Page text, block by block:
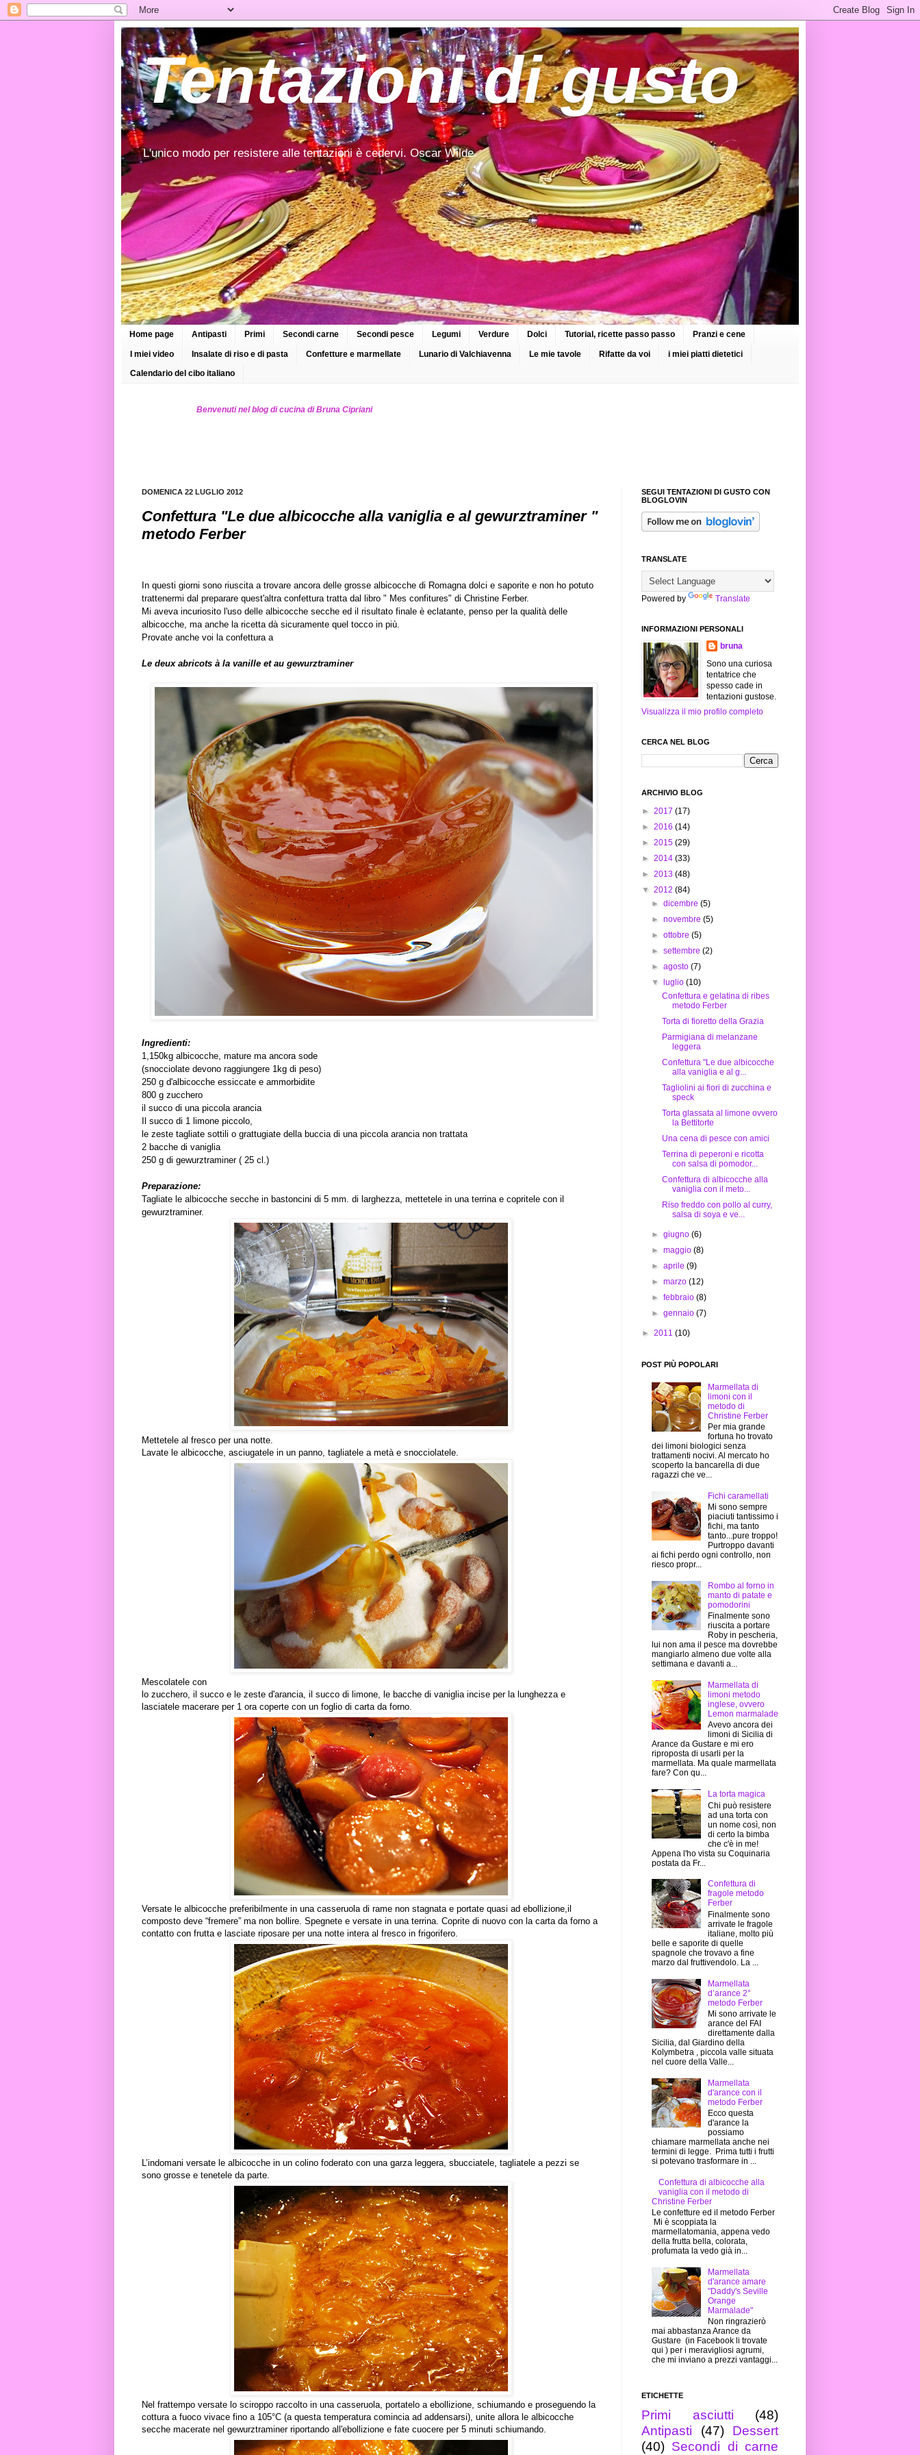
Tentazioni di gusto
L'unico modo per resistere alle tentazioni è cedervi. Oscar Wilde
Home page Antipasti Primi Secondi carne Secondi pesce Legumi Verdure Dolci Tutorial, ricette passo passo Pranzi e cene
I miei video Insalate di riso e di pasta Confetture e marmellate Lunario di Valchiavenna Le mie tavole Rifatte da voi i miei piatti dietetici
Calendario del cibo italiano
Benvenuti nel blog di cucina di Bruna Cipriani
DOMENICA 22 LUGLIO 2012
Confettura "Le due albicocche alla vaniglia e al gewurztraminer "
metodo Ferber
In questi giorni sono riuscita a trovare ancora delle grosse albicocche di Romagna dolci e saporite e non ho potuto
trattenermi dal preparare quest'altra confettura tratta dal libro " Mes confitures" di Christine Ferber.
Mi aveva incuriosito l'uso delle albicocche secche ed il risultato finale è eclatante, penso per la qualità delle
albicocche, ma anche la ricetta dà sicuramente quel tocco in più.
Provate anche voi la confettura a
Le deux abricots à la vanille et au gewurztraminer
Ingredienti:
1,150kg albicocche, mature ma ancora sode
(snocciolate devono raggiungere 1kg di peso)
250 g d'albicocche essiccate e ammorbidite
800 g zucchero
il succo di una piccola arancia
Il succo di 1 limone piccolo,
le zeste tagliate sottili o grattugiate della buccia di una piccola arancia non trattata
2 bacche di vaniglia
250 g di gewurztraminer ( 25 cl.)
Preparazione:
Tagliate le albicocche secche in bastoncini di 5 mm. di larghezza, mettetele in una terrina e copritele con il
gewurztraminer.
Mettetele al fresco per una notte.
Lavate le albicocche, asciugatele in un panno, tagliatele a metà e snocciolatele.
Mescolatele con
lo zucchero, il succo e le zeste d'arancia, il succo di limone, le bacche di vaniglia incise per la lunghezza e
lasciatele macerare per 1 ora coperte con un foglio di carta da forno.
Versate le albicocche preferibilmente in una casseruola di rame non stagnata e portate quasi ad ebollizione,il
composto deve “fremere” ma non bollire. Spegnete e versate in una terrina. Coprite di nuovo con la carta da forno a
contatto con frutta e lasciate riposare per una notte intera al fresco in frigorifero.
L’indomani versate le albicocche in un colino foderato con una garza leggera, sbucciatele, tagliatele a pezzi se
sono grosse e tenetele da parte.
Nel frattempo versate lo sciroppo raccolto in una casseruola, portatelo a ebollizione, schiumando e proseguendo la
cottura a fuoco vivace fino a 105°C (a questa temperatura comincia ad addensarsi), unite allora le albicocche
secche macerate nel gewurztraminer riportando all'ebollizione e fate cuocere per 5 minuti schiumando.
SEGUI TENTAZIONI DI GUSTO CON
BLOGLOVIN
TRANSLATE
Powered by Translate
INFORMAZIONI PERSONALI
bruna
Sono una curiosa
tentatrice che
spesso cade in
tentazioni gustose.
Visualizza il mio profilo completo
CERCA NEL BLOG
ARCHIVIO BLOG
► 2017 (17)
► 2016 (14)
► 2015 (29)
► 2014 (33)
► 2013 (48)
▼ 2012 (84)
►dicembre(5)
►novembre(5)
►ottobre(5)
►settembre(2)
►agosto(7)
▼
luglio(10)
Confettura e gelatina di ribes
metodo Ferber
Torta di fioretto della Grazia
Parmigiana di melanzane
leggera
Confettura "Le due albicocche
alla vaniglia e al g...
Tagliolini ai fiori di zucchina e
speck
Torta glassata al limone ovvero
la Bettitorte
Una cena di pesce con amici
Terrina di peperoni e ricotta
con salsa di pomodor...
Confettura di albicocche alla
vaniglia con il meto...
Riso freddo con pollo al curry,
salsa di soya e ve...
►giugno(6)
►maggio(8)
►aprile(9)
►marzo(12)
►febbraio(8)
►gennaio(7)
► 2011 (10)
POST PIÙ POPOLARI
Marmellata di
limoni con il
metodo di
Christine Ferber
Per mia grande
fortuna ho trovato
dei limoni biologici senza
trattamenti nocivi. Al mercato ho
scoperto la bancarella di due
ragazzi che ve...
Fichi caramellati
Mi sono sempre
piaciuti tantissimo i
fichi, ma tanto
tanto...pure troppo!
Purtroppo davanti
ai fichi perdo ogni controllo, non
riesco propr...
Rombo al forno in
manto di patate e
pomodorini
Finalmente sono
riuscita a portare
Roby in pescheria,
lui non ama il pesce ma dovrebbe
mangiarlo almeno due volte alla
settimana e davanti a...
Marmellata di
limoni metodo
inglese, ovvero
Lemon marmalade
Avevo ancora dei
limoni di Sicilia di
Arance da Gustare e mi ero
riproposta di usarli per la
marmellata. Ma quale marmellata
fare? Con qu...
La torta magica
Chi può resistere
ad una torta con
un nome così, non
di certo la bimba
che c'è in me!
Appena l'ho vista su Coquinaria
postata da Fr...
Confettura di
fragole metodo
Ferber
Finalmente sono
arrivate le fragole
italiane, molto più
belle e saporite di quelle
spagnole che trovavo a fine
marzo dal fruttivendolo. La ...
Marmellata
d’arance 2°
metodo Ferber
Mi sono arrivate le
arance del FAI
direttamente dalla
Sicilia, dal Giardino della
Kolymbetra , piccola valle situata
nel cuore della Valle...
Marmellata
d'arance con il
metodo Ferber
Ecco questa
d'arance la
possiamo
chiamare marmellata anche nei
termini di legge. Prima tutti i frutti
si potevano trasformare in ...
Confettura di albicocche alla
vaniglia con il metodo di
Christine Ferber
Le confetture ed il metodo Ferber
Mi è scoppiata la
marmellatomania, appena vedo
della frutta bella, colorata,
profumata la vedo già in...
Marmellata
d'arance amare
"Daddy's Seville
Orange
Marmalade"
Non ringrazierò
mai abbastanza Arance da
Gustare (in Facebook li trovate
qui ) per i meravigliosi agrumi,
che mi inviano a prezzi vantaggi...
ETICHETTE
Primi asciutti
(48)
Antipasti
(47)
Dessert
(40) Secondi di carne